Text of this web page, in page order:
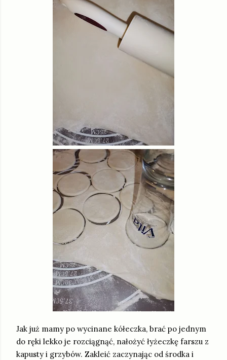
Jak już mamy po wycinane kółeczka, brać po jednym
do ręki lekko je rozciągnąć, nałożyć łyżeczkę farszu z
kapusty i grzybów. Zakleić zaczynając od środka i